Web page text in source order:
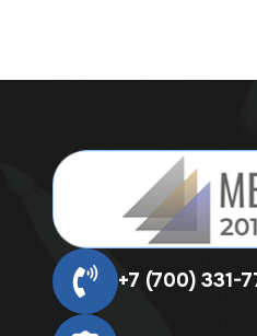
+7 (700) 331-